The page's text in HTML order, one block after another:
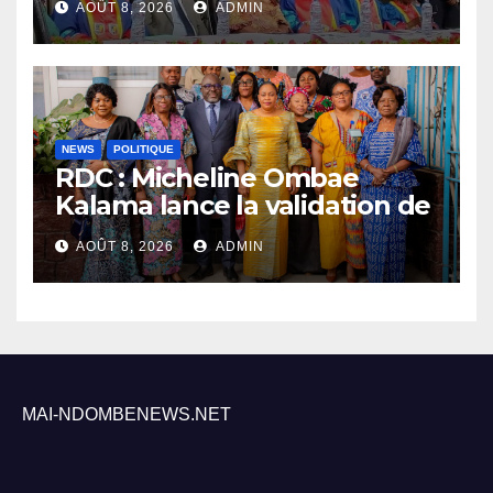
l’UNIKIN
AOÛT 8, 2026 ADMIN
NEWS POLITIQUE
RDC : Micheline Ombae
Kalama lance la validation de
la stratégie nationale pour
renforcer la participation
politique des femmes
AOÛT 8, 2026 ADMIN
MAI-NDOMBENEWS.NET